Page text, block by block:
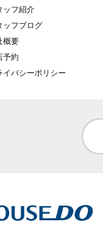
ッフ紹介
ッフブログ
概要
予約
イバシーポリシー